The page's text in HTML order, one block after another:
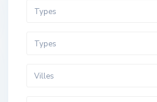
Types
Types
Villes